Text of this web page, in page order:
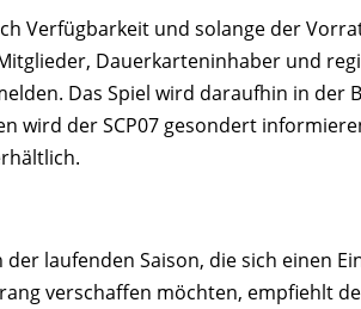
Verfügbarkeit und solange der
Dauerkarteninhaber und
Das Spiel wird daraufhin in der
wird der SCP07 gesondert
laufenden Saison, die sich einen
verschaffen möchten, empfiehlt